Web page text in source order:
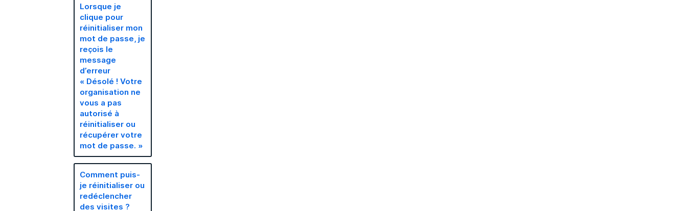
Lorsque je
clique pour
réinitialiser mon
mot de passe, je
reçois le
message
d’erreur
« Désolé ! Votre
organisation ne
vous a pas
autorisé à
réinitialiser ou
récupérer votre
mot de passe. »
Comment puis-
je réinitialiser ou
redéclencher
des visites ?